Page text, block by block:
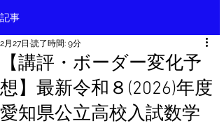
記事
【講評・ボーダー変化予
想】最新令和８(2026)年度
愛知県公立高校入試数学
2月27日 読了時間: 9分